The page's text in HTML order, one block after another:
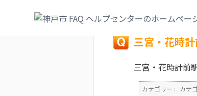
戻る
三宮・花時
三宮・花時計前
カテゴリー : カテ